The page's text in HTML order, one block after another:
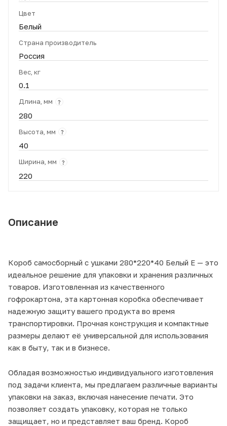
Цвет
Белый
Страна производитель
Россия
Вес, кг
0.1
Длина, мм ?
280
Высота, мм ?
40
Ширина, мм ?
220
Описание
Короб самосборный с ушками 280*220*40 Белый Е — это
идеальное решение для упаковки и хранения различных
товаров. Изготовленная из качественного
гофрокартона, эта картонная коробка обеспечивает
надежную защиту вашего продукта во время
транспортировки. Прочная конструкция и компактные
размеры делают её универсальной для использования
как в быту, так и в бизнесе.
Обладая возможностью индивидуального изготовления
под задачи клиента, мы предлагаем различные варианты
упаковки на заказ, включая нанесение печати. Это
позволяет создать упаковку, которая не только
защищает, но и представляет ваш бренд. Короб